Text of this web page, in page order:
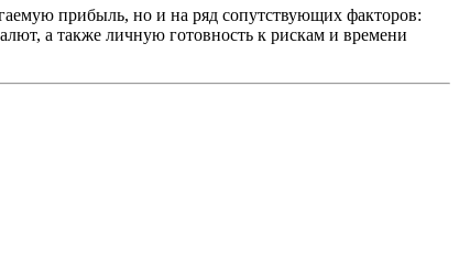
прибыль, но и на ряд сопутствующих факторов:
а также личную готовность к рискам и времени